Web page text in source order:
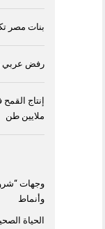
بنات مصر
رفض عربي
ملايين طن
وجهات
وأنماط
الحياة